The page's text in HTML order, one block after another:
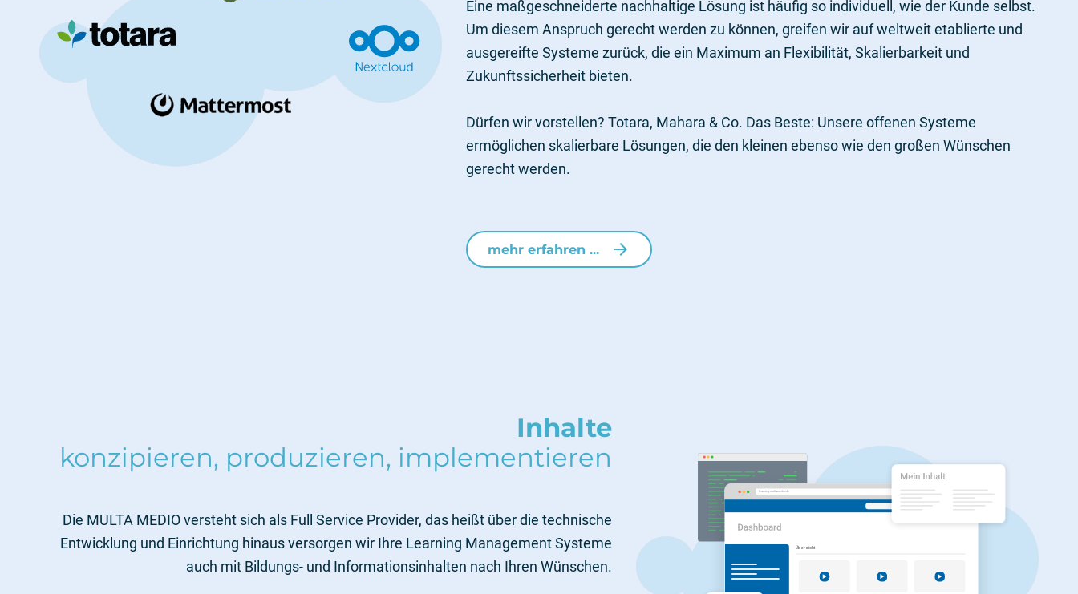
Eine maßgeschneiderte nachhaltige Lösung ist häufig so individuell, wie der Kunde selbst.
Um diesem Anspruch gerecht werden zu können, greifen wir auf weltweit etablierte und
ausgereifte Systeme zurück, die ein Maximum an Flexibilität, Skalierbarkeit und
Zukunftssicherheit bieten.
Dürfen wir vorstellen? Totara, Mahara & Co. Das Beste: Unsere offenen Systeme
ermöglichen skalierbare Lösungen, die den kleinen ebenso wie den großen Wünschen
gerecht werden.
mehr erfahren ... arrow_forward
Inhalte
konzipieren, produzieren, implementieren
Die MULTA MEDIO versteht sich als Full Service Provider, das heißt über die technische
Entwicklung und Einrichtung hinaus versorgen wir Ihre Learning Management Systeme
auch mit Bildungs- und Informationsinhalten nach Ihren Wünschen.